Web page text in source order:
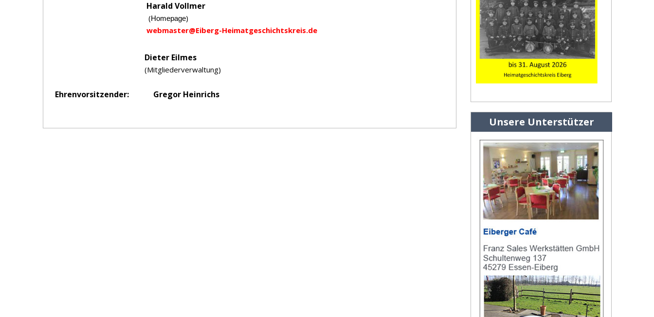
Harald Vollmer
(Homepage)
webmaster@Eiberg-Heimatgeschichtskreis.de
Dieter Eilmes
(Mitgliederverwaltung)
Ehrenvorsitzender: Gregor Heinrichs
Unsere Unterstützer